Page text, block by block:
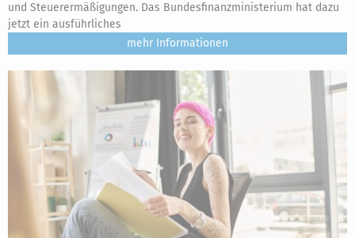
und Steuerermäßigungen. Das Bundesfinanzministerium hat dazu
jetzt ein ausführliches
mehr